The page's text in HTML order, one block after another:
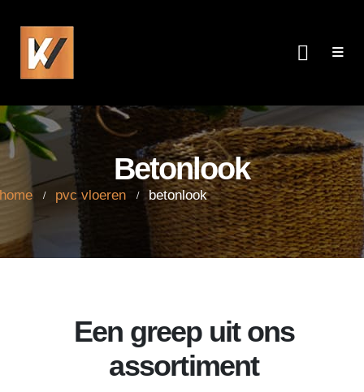
pvc vloeren
Betonlook
home pvc vloeren betonlook
Een greep uit ons
assortiment